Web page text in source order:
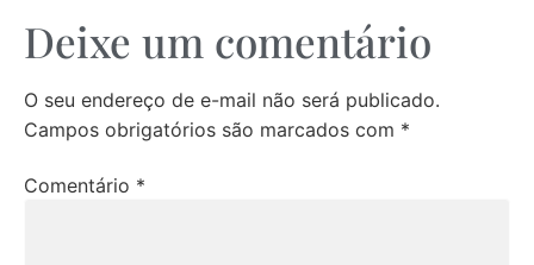
Deixe um comentário
O seu endereço de e-mail não será publicado.
Campos obrigatórios são marcados com *
Comentário *